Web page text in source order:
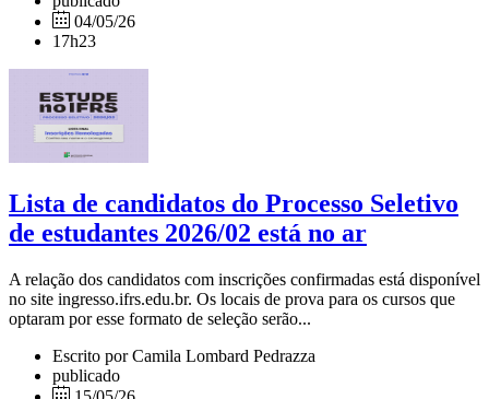
04/05/26
17h23
Lista de candidatos do Processo Seletivo
de estudantes 2026/02 está no ar
A relação dos candidatos com inscrições confirmadas está disponível
no site ingresso.ifrs.edu.br. Os locais de prova para os cursos que
optaram por esse formato de seleção serão...
Escrito por Camila Lombard Pedrazza
publicado